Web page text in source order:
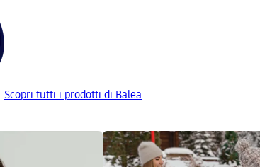
Scopri tutti i prodotti di Balea